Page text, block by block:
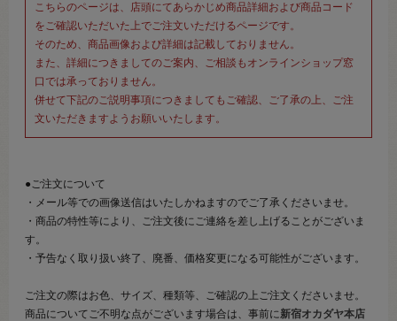
こちらのページは、店頭にてあらかじめ商品詳細および商品コード
をご確認いただいた上でご注文いただけるページです。
そのため、商品画像および詳細は記載しておりません。
また、詳細につきましてのご案内、ご相談もオンラインショップ窓
口では承っておりません。
併せて下記のご説明事項につきましてもご確認、ご了承の上、ご注
文いただきますようお願いいたします。
●ご注文について
・メール等での画像送信はいたしかねますのでご了承くださいませ。
・商品の特性等により、ご注文後にご連絡を差し上げることがございま
す。
・予告なく取り扱い終了、廃番、価格変更になる可能性がございます。
ご注文の際はお色、サイズ、種類等、ご確認の上ご注文くださいませ。
商品についてご不明な点がございます場合は、事前に新宿オカダヤ本店